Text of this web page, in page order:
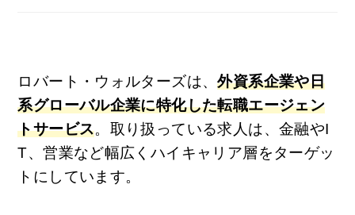
ロバート・ウォルターズは、外資系企業や日
系グローバル企業に特化した転職エージェン
トサービス。取り扱っている求人は、金融やI
T、営業など幅広くハイキャリア層をターゲッ
トにしています。